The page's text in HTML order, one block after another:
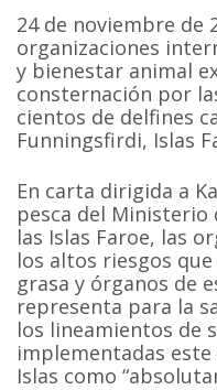
24 de noviembre de
organizaciones
y bienestar animal
consternación por
cientos de delfines
Funningsfirdi, Islas
En carta dirigida a
pesca del Ministerio
las Islas Faroe, las
los altos riesgos
grasa y órganos de
representa para la
los lineamientos de
implementadas
Islas como